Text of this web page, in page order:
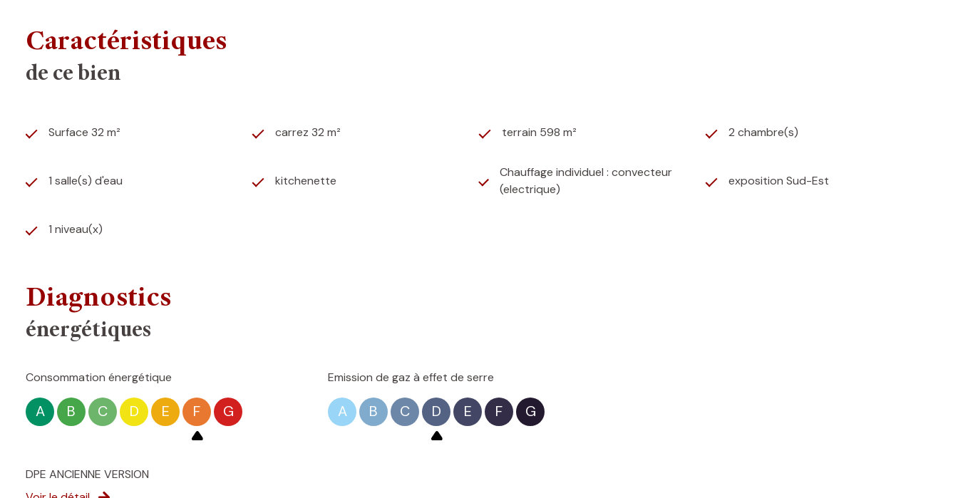
Caractéristiques
de ce bien
Surface 32 m² carrez 32 m² terrain 598 m² 2 chambre(s)
1 salle(s) d'eau kitchenette
Chauffage individuel : convecteur
(electrique)
exposition Sud-Est
1 niveau(x)
Diagnostics
énergétiques
Consommation énergétique
A B C D E F G
Emission de gaz à effet de serre
A B C D E F G
DPE ANCIENNE VERSION